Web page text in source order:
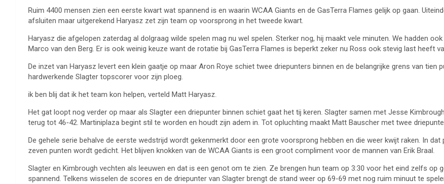
Ruim 4400 mensen zien een eerste kwart wat spannend is en waarin WCAA Giants en de GasTerra Flames gelijk op gaan.
afsluiten maar uitgerekend Haryasz zet zijn team op voorsprong in het tweede kwart.
Haryasz die afgelopen zaterdag al dolgraag wilde spelen mag nu wel spelen. Sterker nog, hij maakt vele minuten. We hadden
Marco van den Berg. Er is ook weinig keuze want de rotatie bij GasTerra Flames is beperkt zeker nu Ross ook stevig last heeft
De inzet van Haryasz levert een klein gaatje op maar Aron Roye schiet twee driepunters binnen en de belangrijke grens van tien
hardwerkende Slagter topscorer voor zijn ploeg.
ik ben blij dat ik het team kon helpen, verteld Matt Haryasz.
Het gat loopt nog verder op maar als Slagter een driepunter binnen schiet gaat het tij keren. Slagter samen met Jesse
terug tot 46-42. Martiniplaza begint stil te worden en houdt zijn adem in. Tot opluchting maakt Matt Bauscher met twee
De gehele serie behalve de eerste wedstrijd wordt gekenmerkt door een grote voorsprong hebben en die weer kwijt raken. In
zeven punten wordt gedicht. Het blijven knokken van de WCAA Giants is een groot compliment voor de mannen van Erik Braal.
Slagter en Kimbrough vechten als leeuwen en dat is een genot om te zien. Ze brengen hun team op 3:30 voor het eind zelfs op
spannend. Telkens wisselen de scores en de driepunter van Slagter brengt de stand weer op 69-69 met nog ruim minuut te